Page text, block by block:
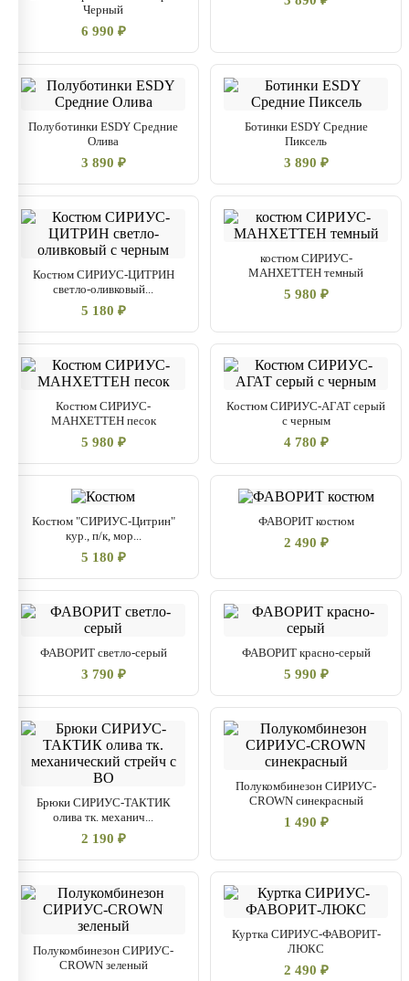
Черный
6 990 ₽
Полуботинки ESDY Средние
Олива
3 890 ₽
Ботинки ESDY Средние
Пиксель
3 890 ₽
Костюм СИРИУС-ЦИТРИН
светло-оливковый...
5 180 ₽
костюм СИРИУС-
МАНХЕТТЕН темный
5 980 ₽
Костюм СИРИУС-
МАНХЕТТЕН песок
5 980 ₽
Костюм СИРИУС-АГАТ серый
с черным
4 780 ₽
Костюм "СИРИУС-Цитрин"
кур., п/к, мор...
5 180 ₽
ФАВОРИТ костюм
2 490 ₽
ФАВОРИТ светло-серый
3 790 ₽
ФАВОРИТ красно-серый
5 990 ₽
Брюки СИРИУС-ТАКТИК
олива тк. механич...
2 190 ₽
Полукомбинезон СИРИУС-
CROWN синекрасный
1 490 ₽
Полукомбинезон СИРИУС-
CROWN зеленый
Куртка СИРИУС-ФАВОРИТ-
ЛЮКС
2 490 ₽